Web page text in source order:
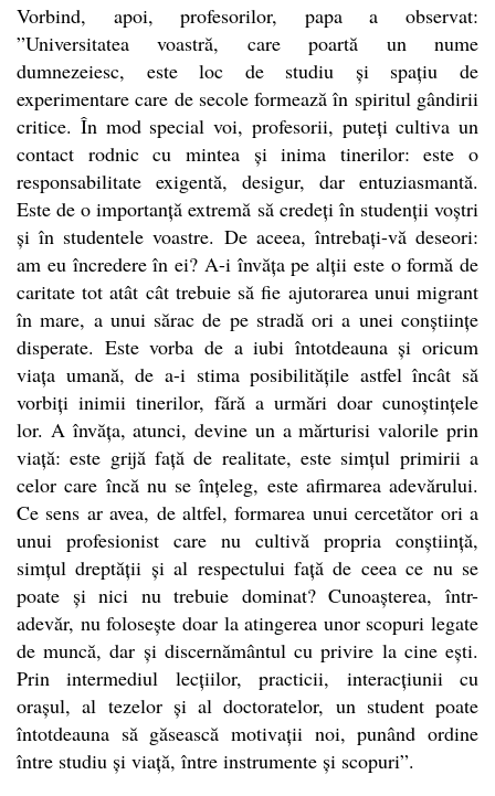
Vorbind, apoi, profesorilor, papa a observat:
”Universitatea voastră, care poartă un nume
dumnezeiesc, este loc de studiu și spațiu de
experimentare care de secole formează în spiritul gândirii
critice. În mod special voi, profesorii, puteți cultiva un
contact rodnic cu mintea și inima tinerilor: este o
responsabilitate exigentă, desigur, dar entuziasmantă.
Este de o importanță extremă să credeți în studenții voștri
și în studentele voastre. De aceea, întrebați-vă deseori:
am eu încredere în ei? A-i învăța pe alții este o formă de
caritate tot atât cât trebuie să fie ajutorarea unui migrant
în mare, a unui sărac de pe stradă ori a unei conștiințe
disperate. Este vorba de a iubi întotdeauna și oricum
viața umană, de a-i stima posibilitățile astfel încât să
vorbiți inimii tinerilor, fără a urmări doar cunoștințele
lor. A învăța, atunci, devine un a mărturisi valorile prin
viață: este grijă față de realitate, este simțul primirii a
celor care încă nu se înțeleg, este afirmarea adevărului.
Ce sens ar avea, de altfel, formarea unui cercetător ori a
unui profesionist care nu cultivă propria conștiință,
simțul dreptății și al respectului față de ceea ce nu se
poate și nici nu trebuie dominat? Cunoașterea, într-
adevăr, nu folosește doar la atingerea unor scopuri legate
de muncă, dar și discernământul cu privire la cine ești.
Prin intermediul lecțiilor, practicii, interacțiunii cu
orașul, al tezelor și al doctoratelor, un student poate
întotdeauna să găsească motivații noi, punând ordine
între studiu și viață, între instrumente și scopuri”.